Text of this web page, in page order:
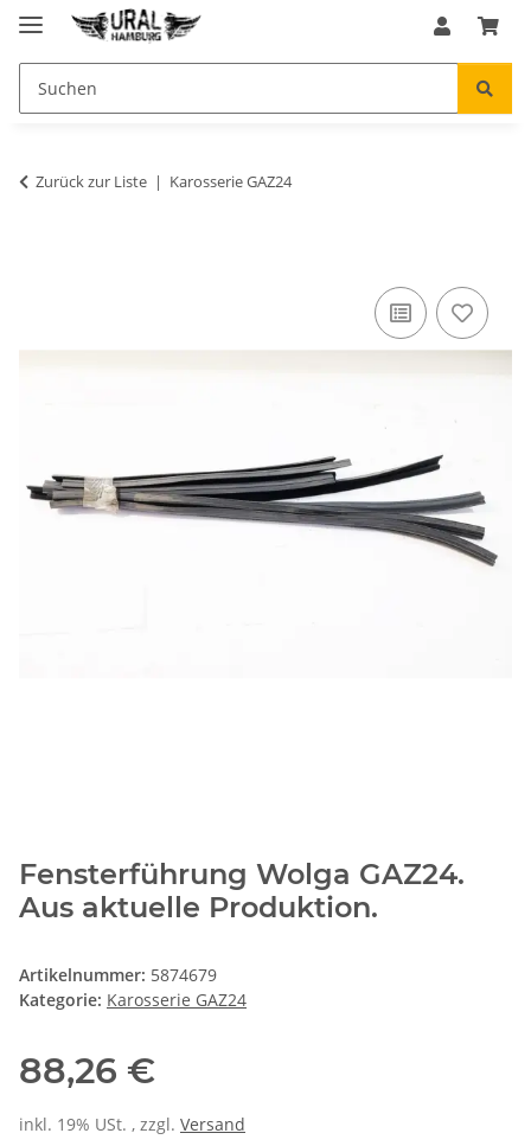
Zurück zur Liste Karosserie GAZ24
Fensterführung Wolga GAZ24.
Aus aktuelle Produktion.
Artikelnummer: 5874679
Kategorie: Karosserie GAZ24
88,26 €
inkl. 19% USt. , zzgl. Versand